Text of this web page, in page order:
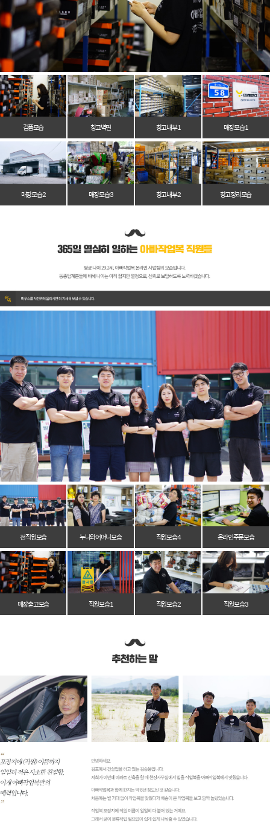
검품모습 창고벽면 창고 내부 1 매장 모습 1
매장 모습 2 매장 모습 3 창고 내부 2 창고 정리 모습
전 직원 모습 누나와 어머니 모습 직원 모습 4 온라인 주문 모습
매장 출고 모습 직원 모습 1 직원 모습 2 직원 모습 3